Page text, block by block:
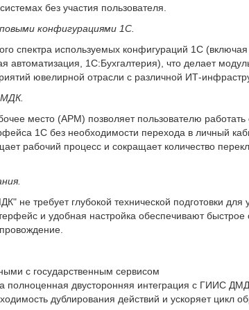
без участия пользователя.
конфигурациями 1С.
спектра используемых конфигураций 1С (включая
автоматизация, 1С:Бухгалтерия), что делает
ювелирной отрасли с различной ИТ-
место (АРМ) позволяет пользователю работать
1С без необходимости перехода в личный
рабочий процесс и сокращает количество
требует глубокой технической подготовки для
и удобная настройка обеспечивают быстрое
с государственным сервисом
полноценная двусторонняя интеграция с ГИИС
дублирования действий и ускоряет цикл